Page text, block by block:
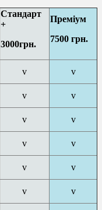
Стандарт
+
3000грн.
Преміум
7500 грн.
v
v
v
v
v
v
v v
v
v
v
v